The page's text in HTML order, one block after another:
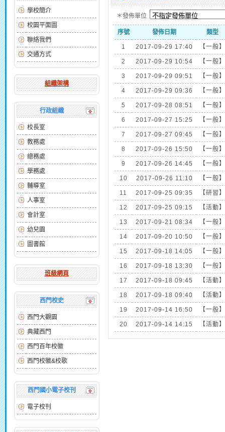
學校簡介
校園平面圖
聯絡我們
交通方式
組織架構
行政組織
校長室
教務處
總務處
學務處
輔導室
人事室
會計室
幼兒園
圖書館
班級網頁
西門校史
西門大觀園
典藏西門
西門百年校徽
西門校徽&校歌
西門國小電子校刊
電子校刊
＊發佈單位
序號 發佈日期 類型
1 2017-09-29 17:40 【一般】
2 2017-09-29 10:54 【一般】
3 2017-09-29 09:51 【一般】
4 2017-09-29 09:36 【一般】
5 2017-09-28 08:51 【一般】
6 2017-09-27 15:25 【一般】
7 2017-09-27 09:45 【一般】
8 2017-09-26 15:50 【一般】
9 2017-09-26 14:45 【一般】
10 2017-09-26 11:10 【一般】
11 2017-09-25 09:35 【研習】
12 2017-09-25 09:15 【活動】
13 2017-09-21 08:34 【一般】
14 2017-09-20 10:50 【一般】
15 2017-09-18 14:05 【一般】
16 2017-09-18 13:30 【一般】
17 2017-09-18 09:45 【活動】
18 2017-09-18 09:40 【活動】
19 2017-09-14 16:50 【一般】
20 2017-09-14 14:15 【活動】